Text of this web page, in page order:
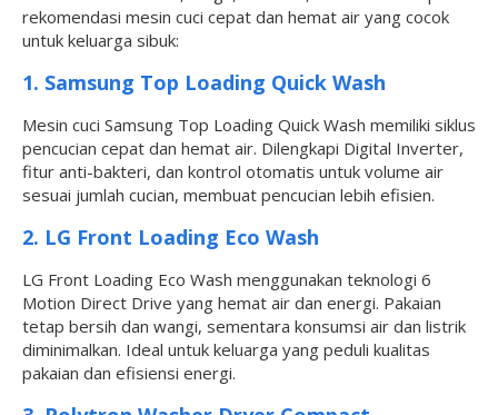
rekomendasi mesin cuci cepat dan hemat air yang cocok
untuk keluarga sibuk:
1. Samsung Top Loading Quick Wash
Mesin cuci Samsung Top Loading Quick Wash memiliki siklus
pencucian cepat dan hemat air. Dilengkapi Digital Inverter,
fitur anti-bakteri, dan kontrol otomatis untuk volume air
sesuai jumlah cucian, membuat pencucian lebih efisien.
2. LG Front Loading Eco Wash
LG Front Loading Eco Wash menggunakan teknologi 6
Motion Direct Drive yang hemat air dan energi. Pakaian
tetap bersih dan wangi, sementara konsumsi air dan listrik
diminimalkan. Ideal untuk keluarga yang peduli kualitas
pakaian dan efisiensi energi.